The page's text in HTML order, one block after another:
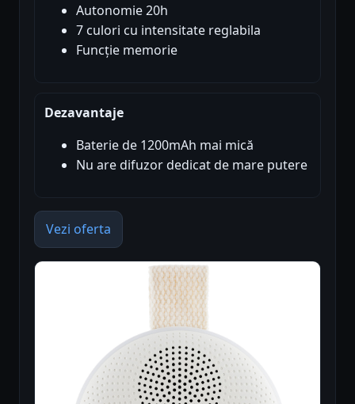
Autonomie 20h
7 culori cu intensitate reglabila
Funcție memorie
Dezavantaje
Baterie de 1200mAh mai mică
Nu are difuzor dedicat de mare putere
Vezi oferta